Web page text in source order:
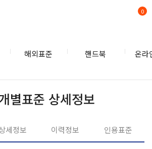
해외표준 핸드북 온라
0
별표준 상세정보
세정보 이력정보 인용표준